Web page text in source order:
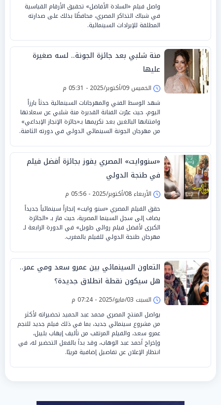
واصل فيلم «السادة الأفاضل» تحقيق الأرقام القياسية
في شباك التذاكر المصري، محافظًا بذلك على صدارته
المطلقة للإيرادات السينمائية.
منة شلبي بعد جائزة الجونة.. لسه صغيرة
عليها
الخميس 09/أكتوبر/2025 - 05:31 م
شهد الوسط الفني والمهرجانات السينمائية حدثاً بارزاً
اليوم، حيث عبّرت الفنانة القديرة منة شلبي عن سعادتها
وامتنانها البالغين بعد تكريمها بـ«جائزة الإنجاز الإبداعي»
من مهرجان الجونة السينمائي الدولي في دورته الثامنة.
«سنووايت» المصري يفوز بجائزة أفضل فيلم
في طنجة الدولي
الأربعاء 08/أكتوبر/2025 - 05:56 م
حقق الفيلم المصري «سنو وايت» إنجازاً سينمائياً جديداً
يضاف إلى سجل السينما المصرية، حيث فاز بـ «الجائزة
الكبرى لأفضل فيلم روائي طويل» في الدورة الرابعة لـ
مهرجان طنجة الدولي للفيلم بالمغرب.
التعاون السينمائي بين عمرو سعد ومي عمر..
هل سيكون نقطة انطلاق جديدة؟
السبت 03/مايو/2025 - 07:24 م
يواصل المنتج المصري محمد عبد الحميد تحضيراته لأكثر
من مشروع سينمائي جديد، بما في ذلك فيلم جديد للنجم
عمرو سعد، والفيلم المرتقب من تأليف إيهاب بليبل،
وإخراج أحمد عبد الوهاب، وقد بدأ بالفعل التحضير له، في
انتظار الإعلان عن تفاصيل إضافية قريبًا.